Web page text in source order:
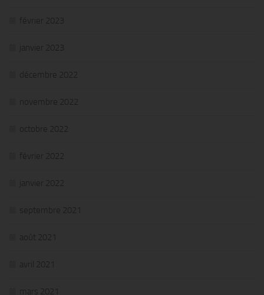
février 2023
janvier 2023
décembre 2022
novembre 2022
octobre 2022
février 2022
janvier 2022
septembre 2021
août 2021
avril 2021
mars 2021